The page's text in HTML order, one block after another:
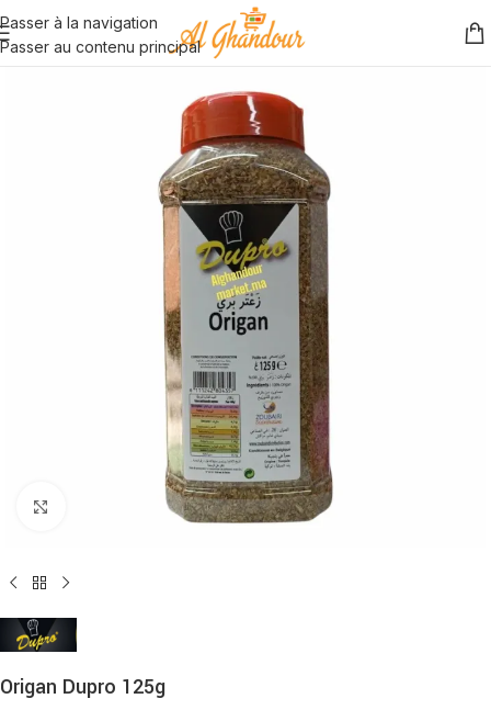
Passer à la navigation
Passer au contenu principal
Cliquez pour agrandir
Origan Dupro 125g